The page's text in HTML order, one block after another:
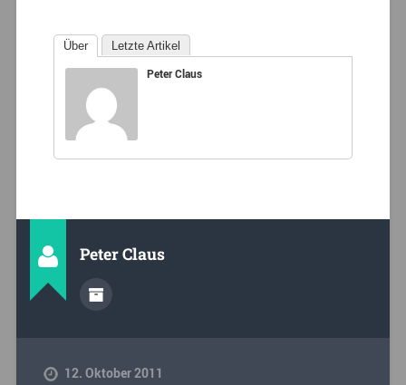
Über Letzte Artikel
Peter Claus
Peter Claus
12. Oktober 2011